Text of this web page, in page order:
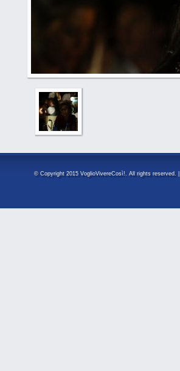
© Copyright 2015 VoglioVivereCosì!. All rights reserved. |